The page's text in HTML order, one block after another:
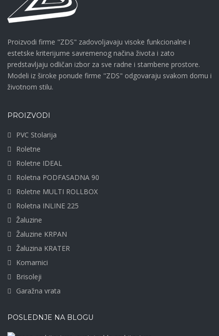
Proizvodi firme "ZDS" zadovoljavaju visoke funkcionalne i
estetske kriterijume savremenog načina života i zato
predstavljaju odličan izbor za sve radne i stambene prostore.
Modeli iz široke ponude firme "ZDS" odgovaraju svakom domu i
životnom stilu.
PROIZVODI
PVC Stolarija
Roletne
Roletne IDEAL
Roletna PODFASADNA 90
Roletne MULTI ROLLBOX
Roletna INLINE 225
Žaluzine
Žaluzine KRPAN
Žaluzina KRATER
Komarnici
Brisoleji
Garažna vrata
POSLEDNJE NA BLOGU